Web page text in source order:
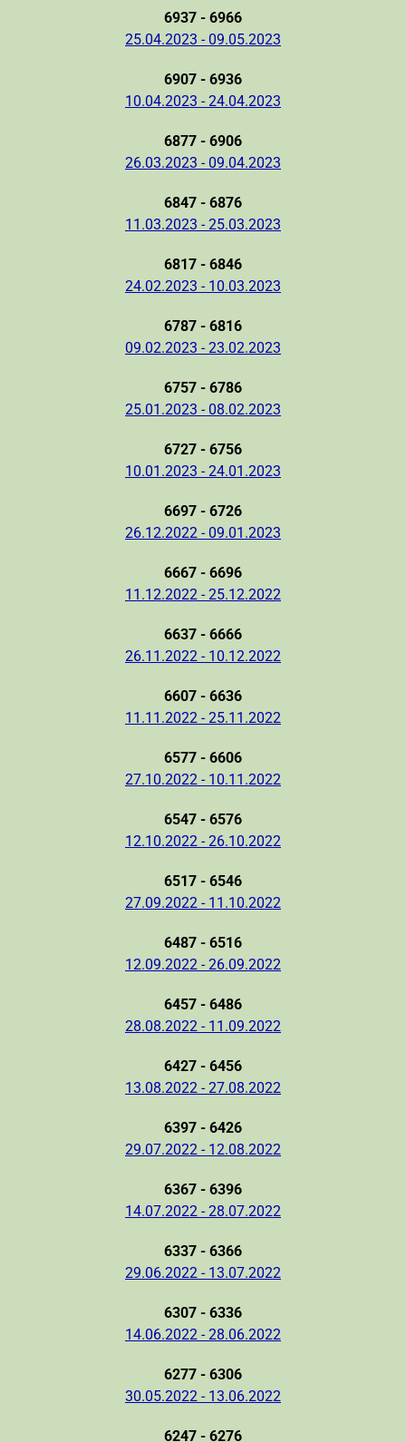
6937 - 6966
25.04.2023 - 09.05.2023
6907 - 6936
10.04.2023 - 24.04.2023
6877 - 6906
26.03.2023 - 09.04.2023
6847 - 6876
11.03.2023 - 25.03.2023
6817 - 6846
24.02.2023 - 10.03.2023
6787 - 6816
09.02.2023 - 23.02.2023
6757 - 6786
25.01.2023 - 08.02.2023
6727 - 6756
10.01.2023 - 24.01.2023
6697 - 6726
26.12.2022 - 09.01.2023
6667 - 6696
11.12.2022 - 25.12.2022
6637 - 6666
26.11.2022 - 10.12.2022
6607 - 6636
11.11.2022 - 25.11.2022
6577 - 6606
27.10.2022 - 10.11.2022
6547 - 6576
12.10.2022 - 26.10.2022
6517 - 6546
27.09.2022 - 11.10.2022
6487 - 6516
12.09.2022 - 26.09.2022
6457 - 6486
28.08.2022 - 11.09.2022
6427 - 6456
13.08.2022 - 27.08.2022
6397 - 6426
29.07.2022 - 12.08.2022
6367 - 6396
14.07.2022 - 28.07.2022
6337 - 6366
29.06.2022 - 13.07.2022
6307 - 6336
14.06.2022 - 28.06.2022
6277 - 6306
30.05.2022 - 13.06.2022
6247 - 6276